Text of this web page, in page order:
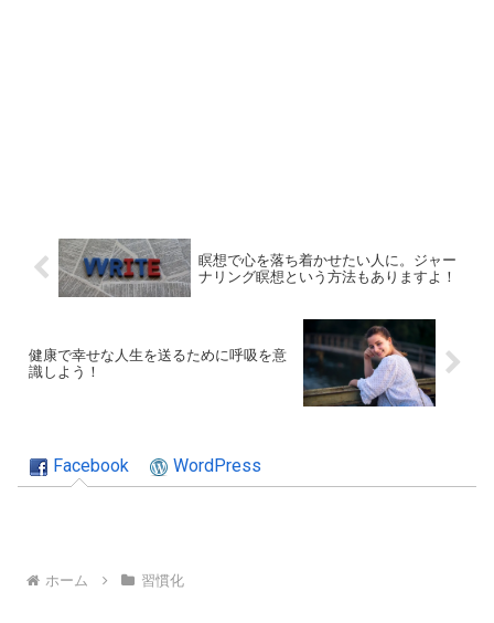
瞑想で心を落ち着かせたい人に。ジャー
ナリング瞑想という方法もありますよ！
健康で幸せな人生を送るために呼吸を意
識しよう！
Facebook WordPress
ホーム 習慣化